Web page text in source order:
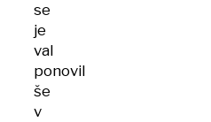
se
je
val
ponovil
še
v